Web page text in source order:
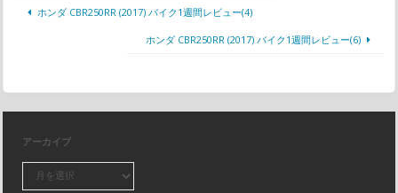
ホンダ CBR250RR (2017) バイク1週間レビュー(4)
ホンダ CBR250RR (2017) バイク1週間レビュー(6)
アーカイブ